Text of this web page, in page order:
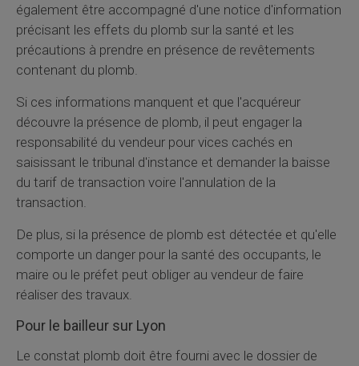
également être accompagné d'une notice d'information
précisant les effets du plomb sur la santé et les
précautions à prendre en présence de revêtements
contenant du plomb.
Si ces informations manquent et que l'acquéreur
découvre la présence de plomb, il peut engager la
responsabilité du vendeur pour vices cachés en
saisissant le tribunal d'instance et demander la baisse
du tarif de transaction voire l'annulation de la
transaction.
De plus, si la présence de plomb est détectée et qu'elle
comporte un danger pour la santé des occupants, le
maire ou le préfet peut obliger au vendeur de faire
réaliser des travaux.
Pour le bailleur sur Lyon
Le constat plomb doit être fourni avec le dossier de